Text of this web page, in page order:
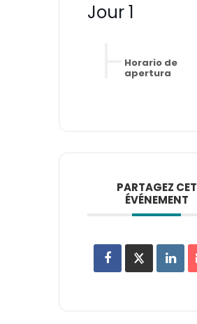
Jour 1
Horario de
apertura
PARTAGEZ CET
ÉVÉNEMENT